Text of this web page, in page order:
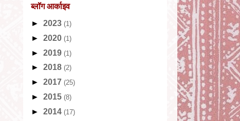
ब्लॉग आर्काइव
► 2023 (1)
► 2020 (1)
► 2019 (1)
► 2018 (2)
► 2017 (25)
► 2015 (8)
► 2014 (17)